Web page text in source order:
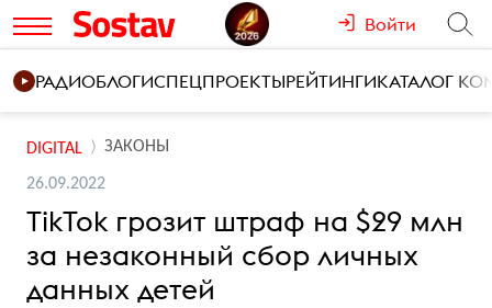
Войти
РАДИОБЛОГИСПЕЦПРОЕКТЫРЕЙТИНГИКАТАЛОГ
DIGITAL ЗАКОНЫ
26.09.2022
TikTok грозит штраф на $29 млн
за незаконный сбор личных
данных детей